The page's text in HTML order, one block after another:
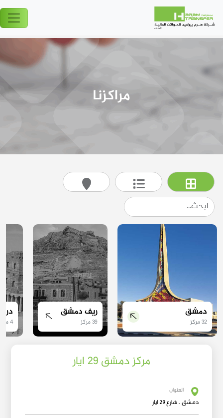
مراكزنا
دمشق
32 مركز
ريف دمشق
39 مركز 4 مركز
مركز دمشق 29 ايار
العنوان
دمشق ـ شارع 29 ايار